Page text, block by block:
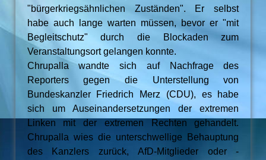
"bürgerkriegsähnlichen Zuständen". Er selbst
habe auch lange warten müssen, bevor er "mit
Begleitschutz" durch die Blockaden zum
Veranstaltungsort gelangen konnte.
Chrupalla wandte sich auf Nachfrage des
Reporters gegen die Unterstellung von
Bundeskanzler Friedrich Merz (CDU), es habe
sich um Auseinandersetzungen der extremen
Linken mit der extremen Rechten gehandelt.
Chrupalla wies die unterschwellige Behauptung
des Kanzlers zurück, AfD-Mitglieder oder -